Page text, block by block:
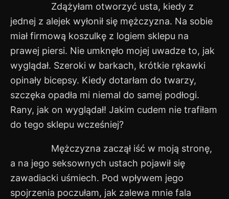
Zdążyłam otworzyć usta, kiedy z
jednej z alejek wyłonił się mężczyzna. Na sobie
miał firmową koszulkę z logiem sklepu na
prawej piersi. Nie umknęło mojej uwadze to, jak
wyglądał. Szeroki w barkach, krótkie rękawki
opinały bicepsy. Kiedy dotarłam do twarzy,
szczęka opadła mi niemal do samej podłogi.
Rany, jak on wyglądał! Jakim cudem nie trafiłam
do tego sklepu wcześniej?
Mężczyzna zaczął iść w moją stronę,
a na jego seksownych ustach pojawił się
zawadiacki uśmiech. Pod wpływem jego
spojrzenia poczułam, jak zalewa mnie fala